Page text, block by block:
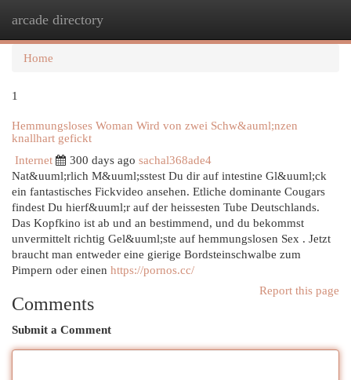
arcade directory
Home
1
Hemmungsloses Woman Wird von zwei Schw&auml;nzen
knallhart gefickt
Internet
300 days ago sachal368ade4
Nat&uuml;rlich M&uuml;sstest Du dir auf intestine Gl&uuml;ck
ein fantastisches Fickvideo ansehen. Etliche dominante Cougars
findest Du hierf&uuml;r auf der heissesten Tube Deutschlands.
Das Kopfkino ist ab und an bestimmend, und du bekommst
unvermittelt richtig Gel&uuml;ste auf hemmungslosen Sex . Jetzt
braucht man entweder eine gierige Bordsteinschwalbe zum
Pimpern oder einen https://pornos.cc/
Report this page
Comments
Submit a Comment